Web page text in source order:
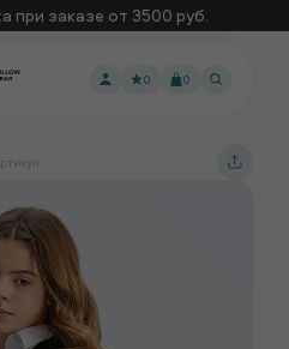
при заказе от 3500 руб.
0
0